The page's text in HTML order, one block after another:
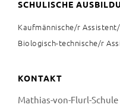
SCHULISCHE
Kaufmännische/r
Biologisch-technische/r
KONTAKT
Mathias-von-Flurl-Schule